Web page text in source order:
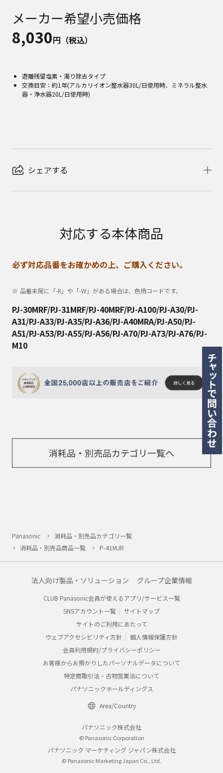
メーカー希望小売価格
8,030円（税込）
遊離残留塩素・濁り除去タイプ
交換目安：約1年(アルカリイオン整水器30L/日使用時、ミネラル整水
器・浄水器20L/日使用時)
シェアする
対応する本体商品
必ず対応品番をお確かめの上、ご購入ください。
品番末尾に「-K」や「-W」がある場合は、色柄コードです。
PJ-30MRF/PJ-31MRF/PJ-40MRF/PJ-A100/PJ-A30/PJ-
A31/PJ-A33/PJ-A35/PJ-A36/PJ-A40MRA/PJ-A50/PJ-
A51/PJ-A53/PJ-A55/PJ-A56/PJ-A70/PJ-A73/PJ-A76/PJ-
M10
消耗品・別売品カテゴリ一覧へ
Panasonic
消耗品・別売品カテゴリ一覧
消耗品・別売品商品一覧
P-41MJR
法人向け製品・ソリューション グループ企業情報
CLUB Panasonic会員が使えるアプリ/サービス一覧
SNSアカウント一覧
サイトマップ
サイトのご利用にあたって
ウェブアクセシビリティ方針
個人情報保護方針
会員利用規約/プライバシーポリシー
お客様からお預かりしたパーソナルデータについて
特定商取引法・古物営業法について
パナソニックホールディングス
Area/Country
パナソニック株式会社
© Panasonic Corporation
パナソニック マーケティング ジャパン株式会社
© Panasonic Marketing Japan Co., Ltd.